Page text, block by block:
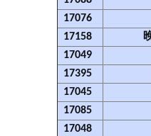
17076
17158
17049
17395
17045
17085
17048